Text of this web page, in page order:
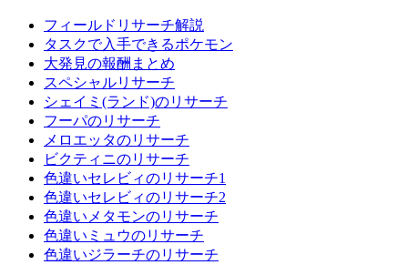
フィールドリサーチ解説
タスクで入手できるポケモン
大発見の報酬まとめ
スペシャルリサーチ
シェイミ(ランド)のリサーチ
フーパのリサーチ
メロエッタのリサーチ
ビクティニのリサーチ
色違いセレビィのリサーチ1
色違いセレビィのリサーチ2
色違いメタモンのリサーチ
色違いミュウのリサーチ
色違いジラーチのリサーチ